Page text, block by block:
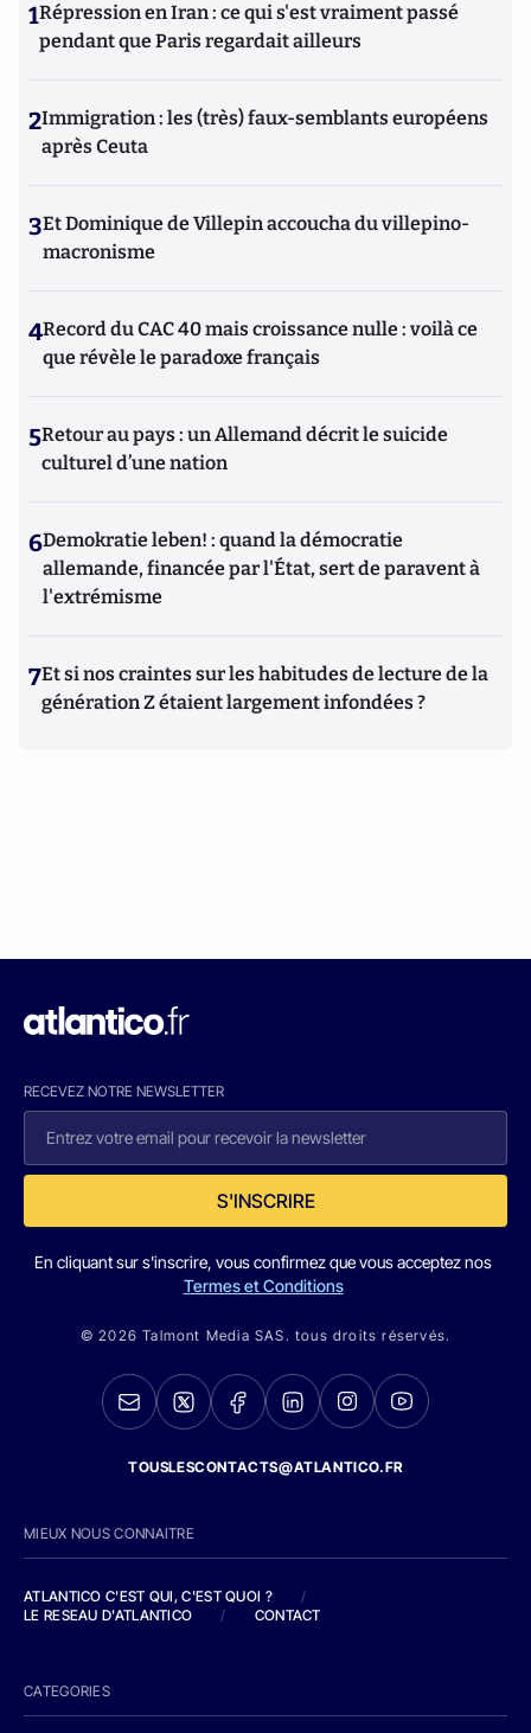
1Répression en Iran : ce qui s'est vraiment passé
pendant que Paris regardait ailleurs
2Immigration : les (très) faux-semblants européens
après Ceuta
3Et Dominique de Villepin accoucha du villepino-
macronisme
4Record du CAC 40 mais croissance nulle : voilà ce
que révèle le paradoxe français
5Retour au pays : un Allemand décrit le suicide
culturel d’une nation
6Demokratie leben! : quand la démocratie
allemande, financée par l'État, sert de paravent à
l'extrémisme
7Et si nos craintes sur les habitudes de lecture de la
génération Z étaient largement infondées ?
RECEVEZ NOTRE NEWSLETTER
S'INSCRIRE
En cliquant sur s'inscrire, vous confirmez que vous acceptez nos
Termes et Conditions
© 2026 Talmont Media SAS. tous droits réservés.
TOUSLESCONTACTS@ATLANTICO.FR
MIEUX NOUS CONNAITRE
ATLANTICO C'EST QUI, C'EST QUOI ?
/
LE RESEAU D'ATLANTICO
/ CONTACT
CATEGORIES